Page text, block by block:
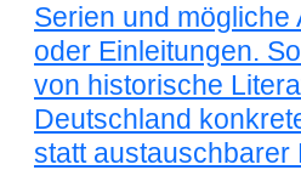
Serien und mögliche
oder Einleitungen.
von historische
Deutschland
statt austauschbarer